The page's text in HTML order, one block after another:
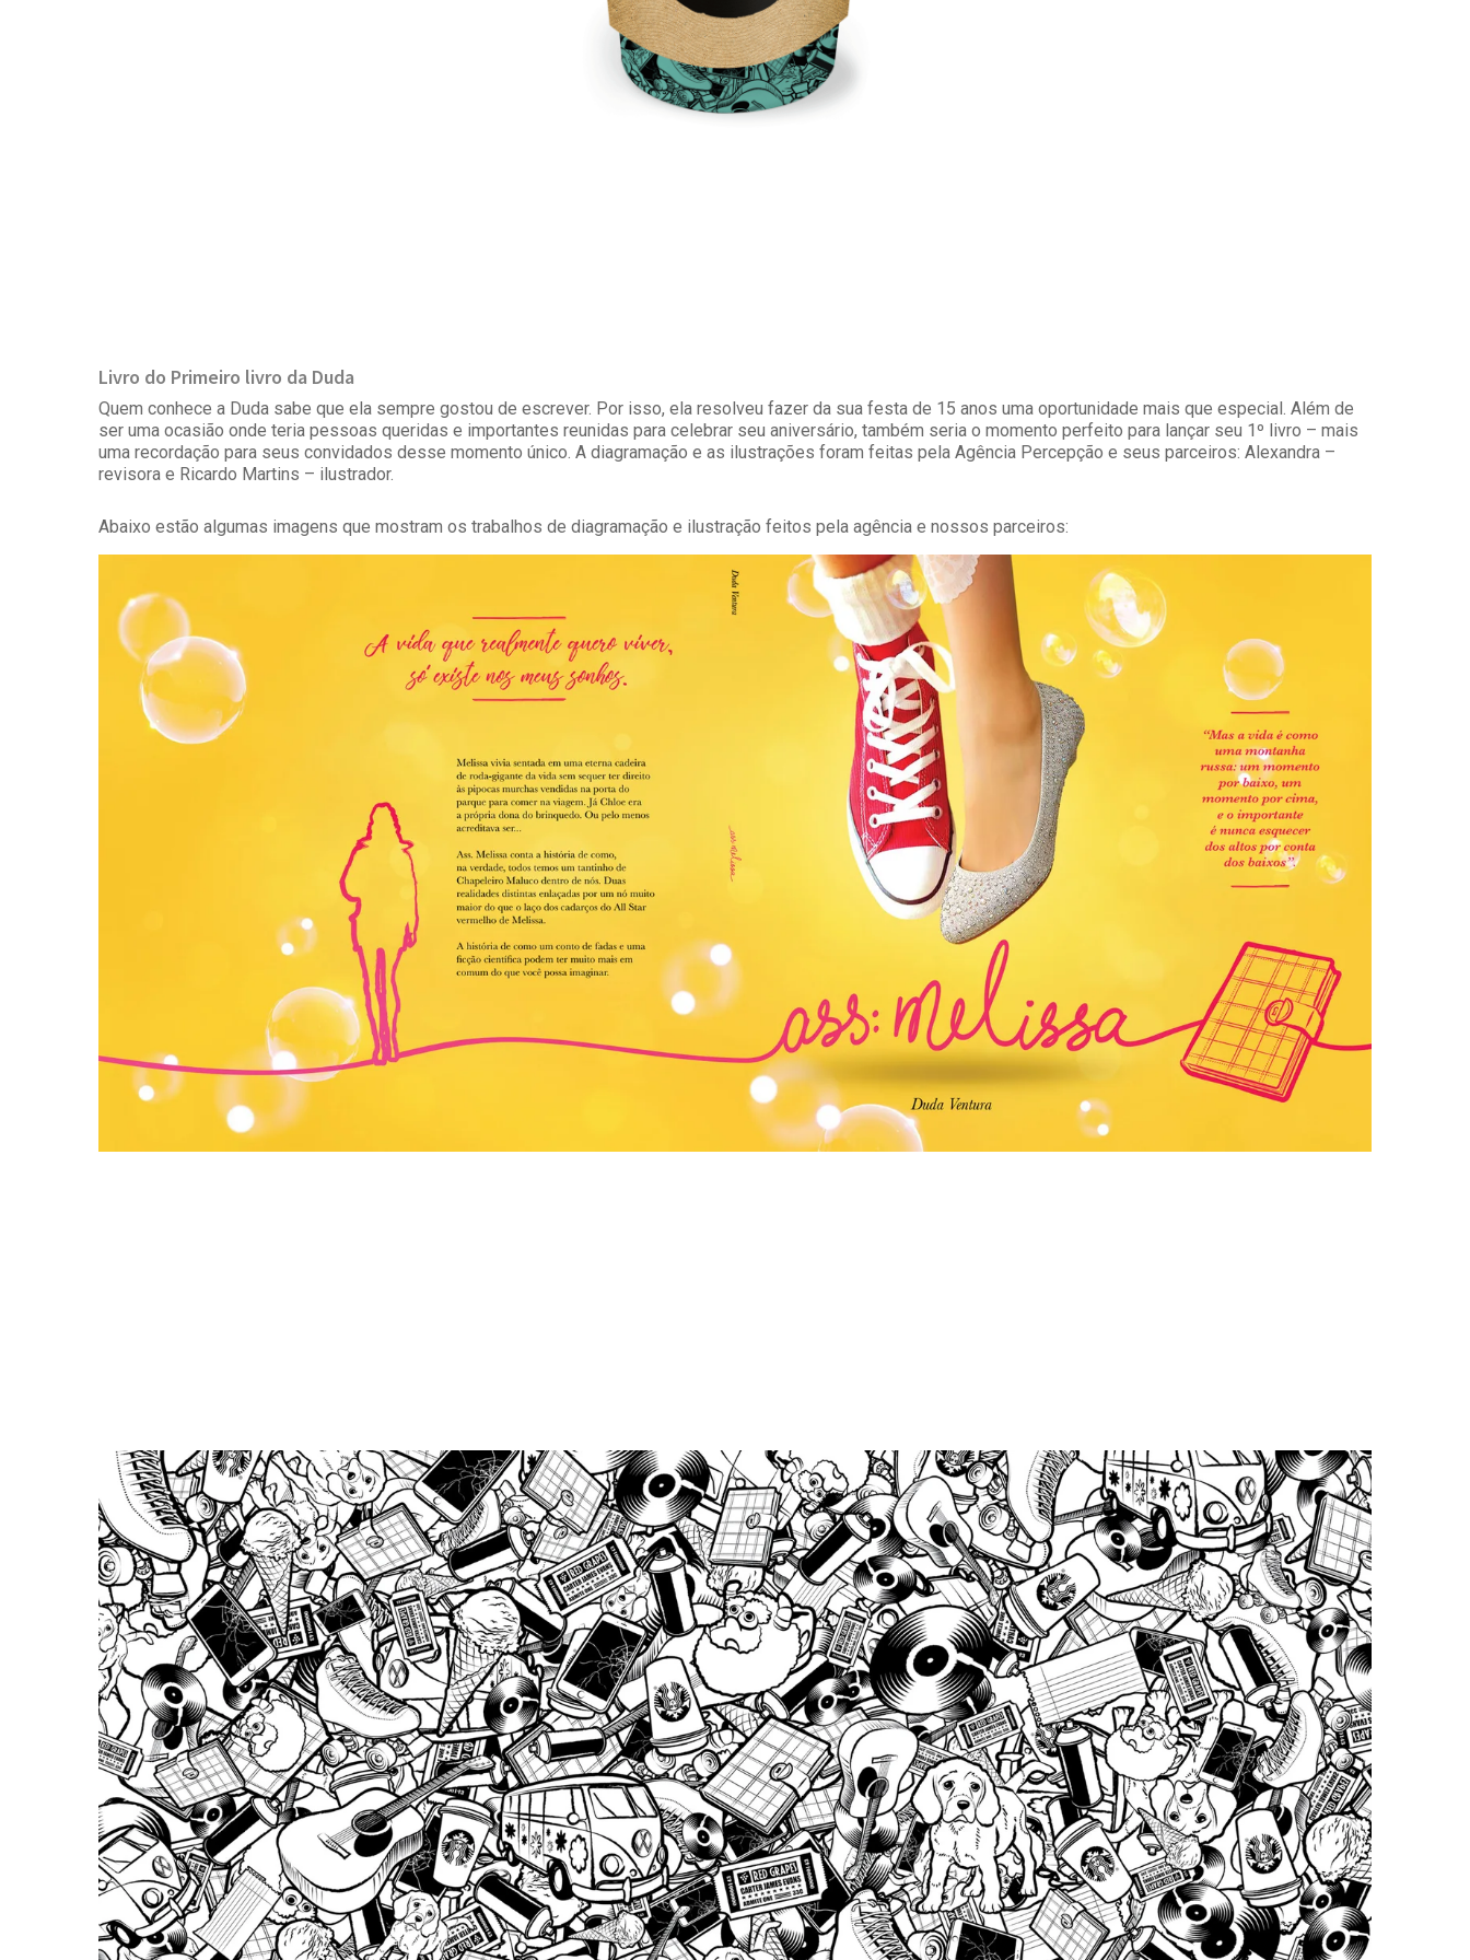
Livro do Primeiro livro da Duda
Quem conhece a Duda sabe que ela sempre gostou de escrever. Por isso, ela resolveu fazer da sua festa de 15 anos uma oportunidade mais que especial. Além de
ser uma ocasião onde teria pessoas queridas e importantes reunidas para celebrar seu aniversário, também seria o momento perfeito para lançar seu 1º livro – mais
uma recordação para seus convidados desse momento único. A diagramação e as ilustrações foram feitas pela Agência Percepção e seus parceiros: Alexandra –
revisora e Ricardo Martins – ilustrador.
Abaixo estão algumas imagens que mostram os trabalhos de diagramação e ilustração feitos pela agência e nossos parceiros: